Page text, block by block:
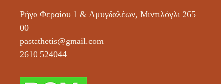
Ρήγα Φεραίου 1 & Αμυγδαλέων, Μιντιλόγλι 265
00
pastathetis@gmail.com
2610 524044